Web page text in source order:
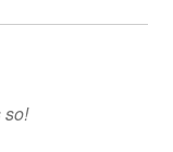
so!